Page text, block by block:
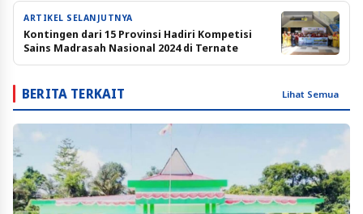
ARTIKEL SELANJUTNYA
Kontingen dari 15 Provinsi Hadiri Kompetisi
Sains Madrasah Nasional 2024 di Ternate
BERITA TERKAIT Lihat Semua